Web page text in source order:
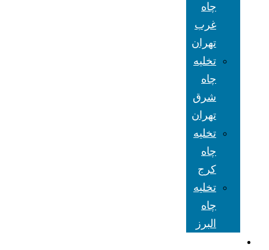
چاه
غرب
تهران
تخلیه
چاه
شرق
تهران
تخلیه
چاه
کرج
تخلیه
چاه
البرز